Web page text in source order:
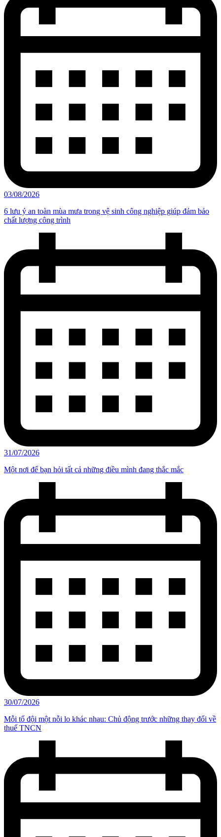
03/08/2026
6 lưu ý an toàn mùa mưa trong vệ sinh công nghiệp giúp đảm bảo
chất lượng công trình
31/07/2026
Một nơi để bạn hỏi tất cả những điều mình đang thắc mắc
30/07/2026
Mỗi tổ đội một nỗi lo khác nhau: Chủ động trước những thay đổi về
thuế TNCN